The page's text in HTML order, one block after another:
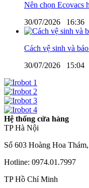
Nên chọn Ecovacs
30/07/2026 16:36
Cách vệ sinh và
30/07/2026 15:04
Hệ thống cửa hàng
TP Hà Nội
Số 603 Hoàng Hoa
Hotline: 0974.01.7997
TP Hồ Chí Minh